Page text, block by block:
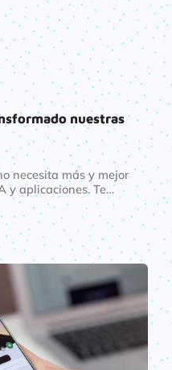
nuestras
necesita más y mejor
y aplicaciones. Te
nuestras